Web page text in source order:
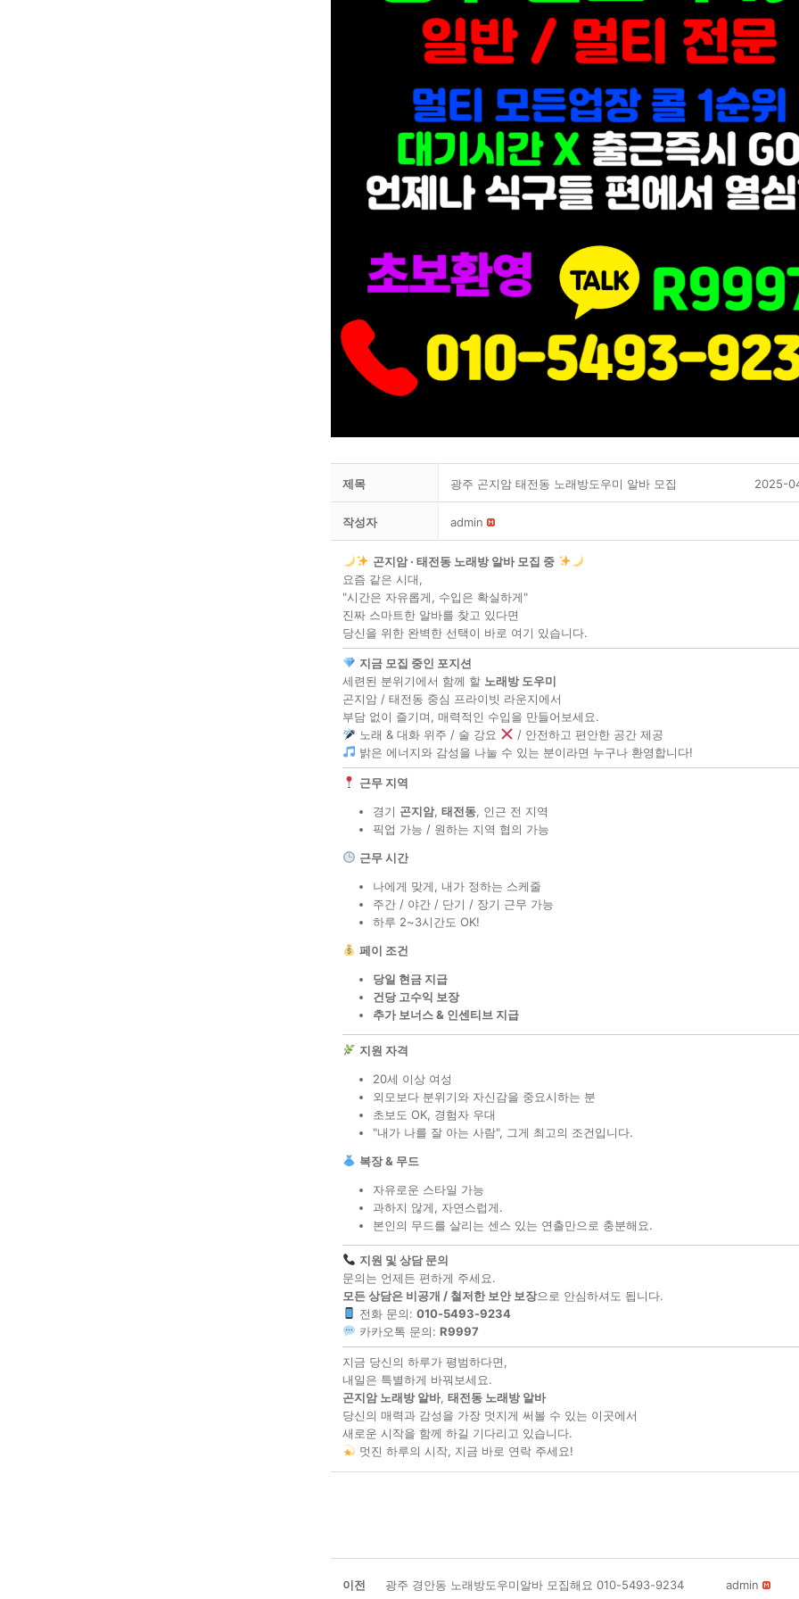
제목 광주 곤지암 태전동 노래방도우미 알바 모집 2025-
작성자 admin
곤지암 · 태전동 노래방 알바 모집 중
요즘 같은 시대,
"시간은 자유롭게, 수입은 확실하게"
진짜 스마트한 알바를 찾고 있다면
당신을 위한 완벽한 선택이 바로 여기 있습니다.
지금 모집 중인 포지션
세련된 분위기에서 함께 할 노래방 도우미
곤지암 / 태전동 중심 프라이빗 라운지에서
부담 없이 즐기며, 매력적인 수입을 만들어보세요.
노래 & 대화 위주 / 술 강요
/ 안전하고 편안한 공간 제공
밝은 에너지와 감성을 나눌 수 있는 분이라면 누구나 환영합니다!
근무 지역
경기 곤지암, 태전동, 인근 전 지역
픽업 가능 / 원하는 지역 협의 가능
근무 시간
나에게 맞게, 내가 정하는 스케줄
주간 / 야간 / 단기 / 장기 근무 가능
하루 2~3시간도 OK!
페이 조건
당일 현금 지급
건당 고수익 보장
추가 보너스 & 인센티브 지급
지원 자격
20세 이상 여성
외모보다 분위기와 자신감을 중요시하는 분
초보도 OK, 경험자 우대
"내가 나를 잘 아는 사람", 그게 최고의 조건입니다.
복장 & 무드
자유로운 스타일 가능
과하지 않게, 자연스럽게.
본인의 무드를 살리는 센스 있는 연출만으로 충분해요.
지원 및 상담 문의
문의는 언제든 편하게 주세요.
모든 상담은 비공개 / 철저한 보안 보장으로 안심하셔도 됩니다.
전화 문의: 010-5493-9234
카카오톡 문의: R9997
지금 당신의 하루가 평범하다면,
내일은 특별하게 바꿔보세요.
곤지암 노래방 알바, 태전동 노래방 알바
당신의 매력과 감성을 가장 멋지게 써볼 수 있는 이곳에서
새로운 시작을 함께 하길 기다리고 있습니다.
멋진 하루의 시작, 지금 바로 연락 주세요!
이전 광주 경안동 노래방도우미알바 모집해요 010-5493-9234 admin